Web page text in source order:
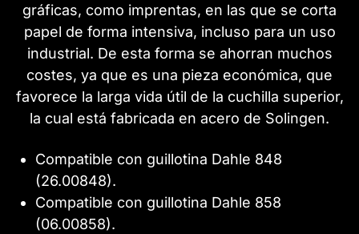
gráficas, como imprentas, en las que se corta
papel de forma intensiva, incluso para un uso
industrial. De esta forma se ahorran muchos
costes, ya que es una pieza económica, que
favorece la larga vida útil de la cuchilla superior,
la cual está fabricada en acero de Solingen.
Compatible con guillotina Dahle 848
(26.00848).
Compatible con guillotina Dahle 858
(06.00858).